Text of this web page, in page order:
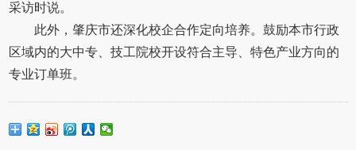
采访时说。
此外，肇庆市还深化校企合作定向培养。鼓励本市行政
区域内的大中专、技工院校开设符合主导、特色产业方向的
专业订单班。